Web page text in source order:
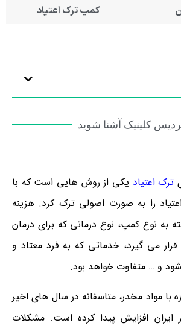
کمپ ترک اعتیاد
کلینیک آشنا شوید
ترک اعتیاد یکی از روش هایی است که با
را به صورت اصولی ترک کرد. هزینه
به نوع کمپ، نوع درمانی که برای درمان
قرار می گیرد، خدماتی که به فرد معتاد و
شود و … متفاوت خواهد بود.
با مواد مخدر، متاسفانه در سال های اخیر
ایران افزایش پیدا کرده است. مشکلات